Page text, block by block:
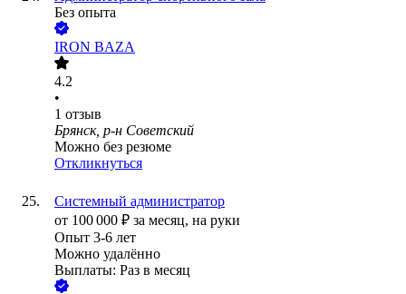
Без опыта
IRON BAZA
4.2
•
1 отзыв
Брянск, р-н Советский
Можно без резюме
Откликнуться
Системный администратор
от 100 000 ₽ за месяц, на руки
Опыт 3-6 лет
Можно удалённо
Выплаты: Раз в месяц